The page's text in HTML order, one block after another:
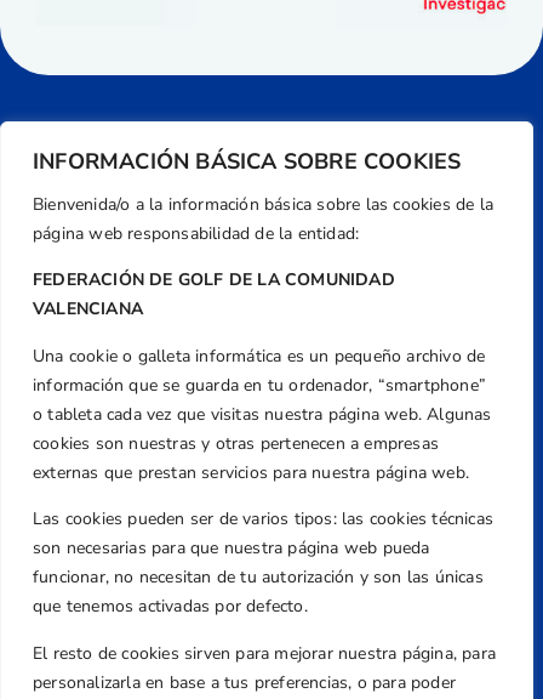
INFORMACIÓN BÁSICA SOBRE COOKIES
Bienvenida/o a la información básica sobre las cookies de la
página web responsabilidad de la entidad:
FEDERACIÓN DE GOLF DE LA COMUNIDAD
VALENCIANA
Una cookie o galleta informática es un pequeño archivo de
información que se guarda en tu ordenador, “smartphone”
o tableta cada vez que visitas nuestra página web. Algunas
cookies son nuestras y otras pertenecen a empresas
externas que prestan servicios para nuestra página web.
Las cookies pueden ser de varios tipos: las cookies técnicas
son necesarias para que nuestra página web pueda
funcionar, no necesitan de tu autorización y son las únicas
que tenemos activadas por defecto.
El resto de cookies sirven para mejorar nuestra página, para
personalizarla en base a tus preferencias, o para poder
Dirección
Centre de L´Esport, Carrer d'Isaac Peral i
Caballero, Nº 5, Despachos 2 y 3, 46980,
Valencia
+34 961 367 799
Email
federacion@golfcv.com
Aviso Legal